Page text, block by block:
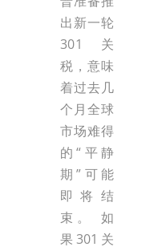
出新一轮
301关
税，意味
着过去几
个月全球
市场难得
的“平静
期”可能
即将结
束。 如
果301关